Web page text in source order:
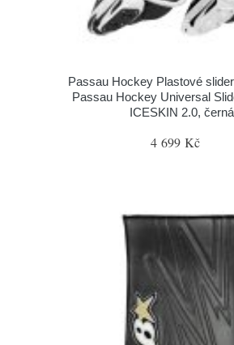
Passau Hockey Plastové
Passau Hockey Universal
ICESKIN 2.0, černá
4 699 Kč